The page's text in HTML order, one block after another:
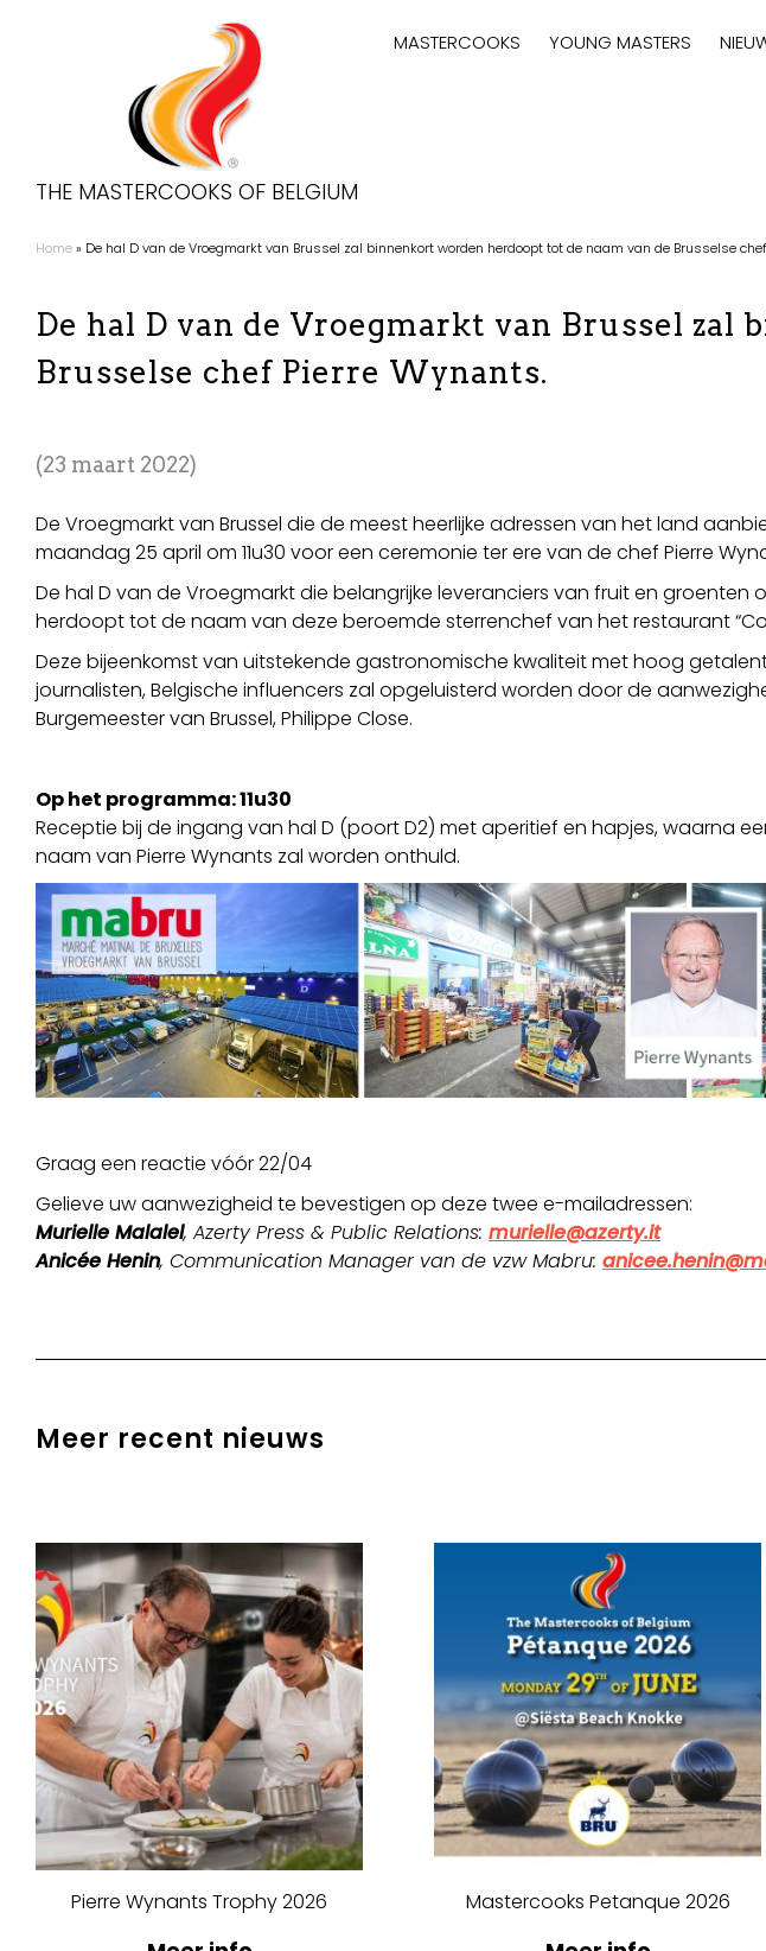
THE MASTERCOOKS OF BELGIUM
MASTERCOOKS YOUNG MASTERS
Kruimelpad
Home De hal D van de Vroegmarkt van Brussel zal binnenkort worden herdoopt tot de naam van de Brusselse
De hal D van de Vroegmarkt van Brussel
Brusselse chef Pierre Wynants.
23 maart 2022
De Vroegmarkt van Brussel die de meest heerlijke adressen van het land
maandag 25 april om 11u30 voor een ceremonie ter ere van de chef Pierre
De hal D van de Vroegmarkt die belangrijke leveranciers van fruit en groenten
herdoopt tot de naam van deze beroemde sterrenchef van het restaurant
Deze bijeenkomst van uitstekende gastronomische kwaliteit met hoog
journalisten, Belgische influencers zal opgeluisterd worden door de
Burgemeester van Brussel, Philippe Close.
Op het programma: 11u30
Receptie bij de ingang van hal D (poort D2) met aperitief en hapjes, waarna
naam van Pierre Wynants zal worden onthuld.
Graag een reactie vóór 22/04
Gelieve uw aanwezigheid te bevestigen op deze twee e-mailadressen:
Murielle Malalel, Azerty Press & Public Relations: murielle@azerty.it
Anicée Henin, Communication Manager van de vzw Mabru:
Meer recent nieuws
Pierre Wynants Trophy 2026 Mastercooks Petanque 2026